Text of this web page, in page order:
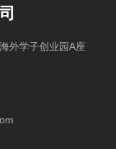
外学子创业园A座